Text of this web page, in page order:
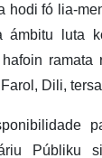
hodi fó lia-
ámbitu luta
ramata
Dili, tersa